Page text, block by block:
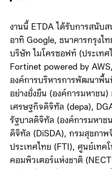
งานนี้ ETDA ได้รับการสนับ
อาทิ Google, ธนาคารกรุงไ
บริษัท ไมโครซอฟท์ (ประเท
Fortinet powered by
องค์การบริหารการพัฒนาพื้น
อย่างยั่งยืน (องค์การมหาชน
เศรษฐกิจดิจิทัล (depa),
รัฐบาลดิจิทัล (องค์การมหา
ดิจิทัล (DiSDA), กรมสุขภา
ประเทศไทย (FTI), ศูนย์เทค
คอมพิวเตอร์แห่งชาติ